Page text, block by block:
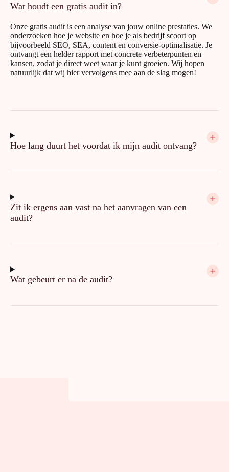
Wat houdt een gratis audit in?
Onze gratis audit is een analyse van jouw online prestaties. We
onderzoeken hoe je website en hoe je als bedrijf scoort op
bijvoorbeeld SEO, SEA, content en conversie-optimalisatie. Je
ontvangt een helder rapport met concrete verbeterpunten en
kansen, zodat je direct weet waar je kunt groeien. Wij hopen
natuurlijk dat wij hier vervolgens mee aan de slag mogen!
Hoe lang duurt het voordat ik mijn audit ontvang?
Zit ik ergens aan vast na het aanvragen van een
audit?
Wat gebeurt er na de audit?